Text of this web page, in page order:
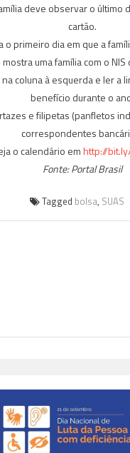
deve observar o último
cartão.
primeiro dia em que a
uma família com o
coluna à esquerda e ler a
benefício durante o
e filipetas (panfletos
correspondentes
o calendário emhttp://
Fonte: Portal Brasil
Tagged bolsa, SUAS